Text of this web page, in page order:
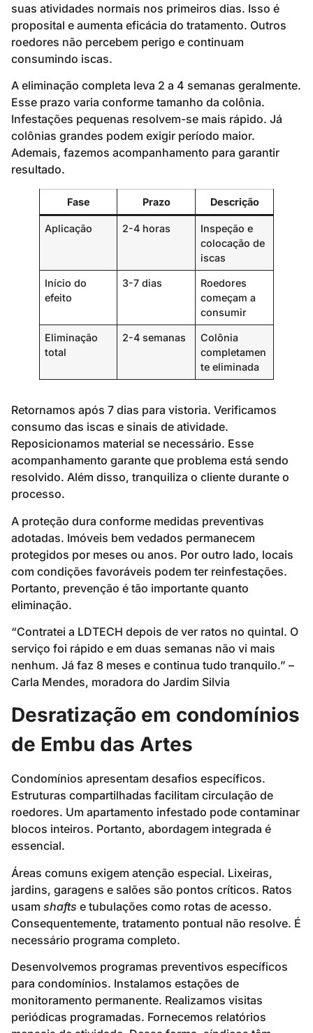
suas atividades normais nos primeiros dias. Isso é
proposital e aumenta eficácia do tratamento. Outros
roedores não percebem perigo e continuam
consumindo iscas.
A eliminação completa leva 2 a 4 semanas geralmente.
Esse prazo varia conforme tamanho da colônia.
Infestações pequenas resolvem-se mais rápido. Já
colônias grandes podem exigir período maior.
Ademais, fazemos acompanhamento para garantir
resultado.
Fase Prazo Descrição
Aplicação 2-4 horas
Inspeção e
colocação de
iscas
Início do
efeito
3-7 dias
Roedores
começam a
consumir
Eliminação
total
2-4 semanas
Colônia
completamen
te eliminada
Retornamos após 7 dias para vistoria. Verificamos
consumo das iscas e sinais de atividade.
Reposicionamos material se necessário. Esse
acompanhamento garante que problema está sendo
resolvido. Além disso, tranquiliza o cliente durante o
processo.
A proteção dura conforme medidas preventivas
adotadas. Imóveis bem vedados permanecem
protegidos por meses ou anos. Por outro lado, locais
com condições favoráveis podem ter reinfestações.
Portanto, prevenção é tão importante quanto
eliminação.
“Contratei a LDTECH depois de ver ratos no quintal. O
serviço foi rápido e em duas semanas não vi mais
nenhum. Já faz 8 meses e continua tudo tranquilo.” –
Carla Mendes, moradora do Jardim Silvia
Desratização em condomínios
de Embu das Artes
Condomínios apresentam desafios específicos.
Estruturas compartilhadas facilitam circulação de
roedores. Um apartamento infestado pode contaminar
blocos inteiros. Portanto, abordagem integrada é
essencial.
Áreas comuns exigem atenção especial. Lixeiras,
jardins, garagens e salões são pontos críticos. Ratos
usam shafts e tubulações como rotas de acesso.
Consequentemente, tratamento pontual não resolve. É
necessário programa completo.
Desenvolvemos programas preventivos específicos
para condomínios. Instalamos estações de
monitoramento permanente. Realizamos visitas
periódicas programadas. Fornecemos relatórios